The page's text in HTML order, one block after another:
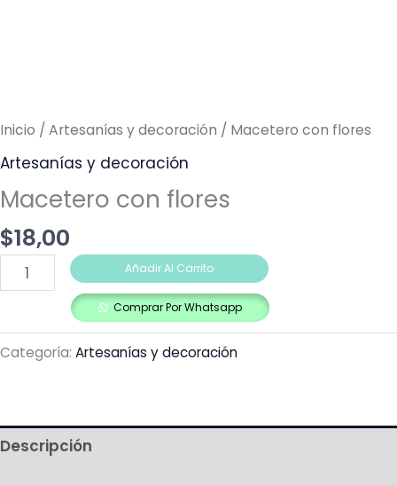
Inicio / Artesanías y decoración / Macetero con flores
Artesanías y decoración
Macetero con flores
$18,00
Añadir Al Carrito
Comprar Por Whatsapp
Categoría: Artesanías y decoración
Descripción